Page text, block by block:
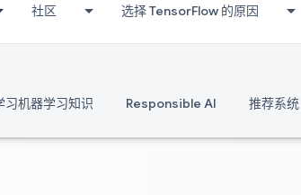
社区 选择 TensorFlow 的原因
习机器学习知识 Responsible AI 推荐系统